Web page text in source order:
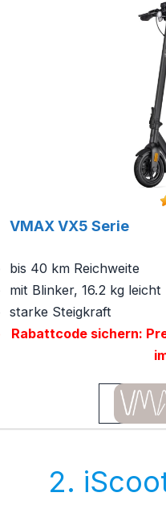
VMAX VX5 Serie
bis 40 km Reichweite
mit Blinker, 16.2 kg leicht
starke Steigkraft
Rabattcode sichern:
2.